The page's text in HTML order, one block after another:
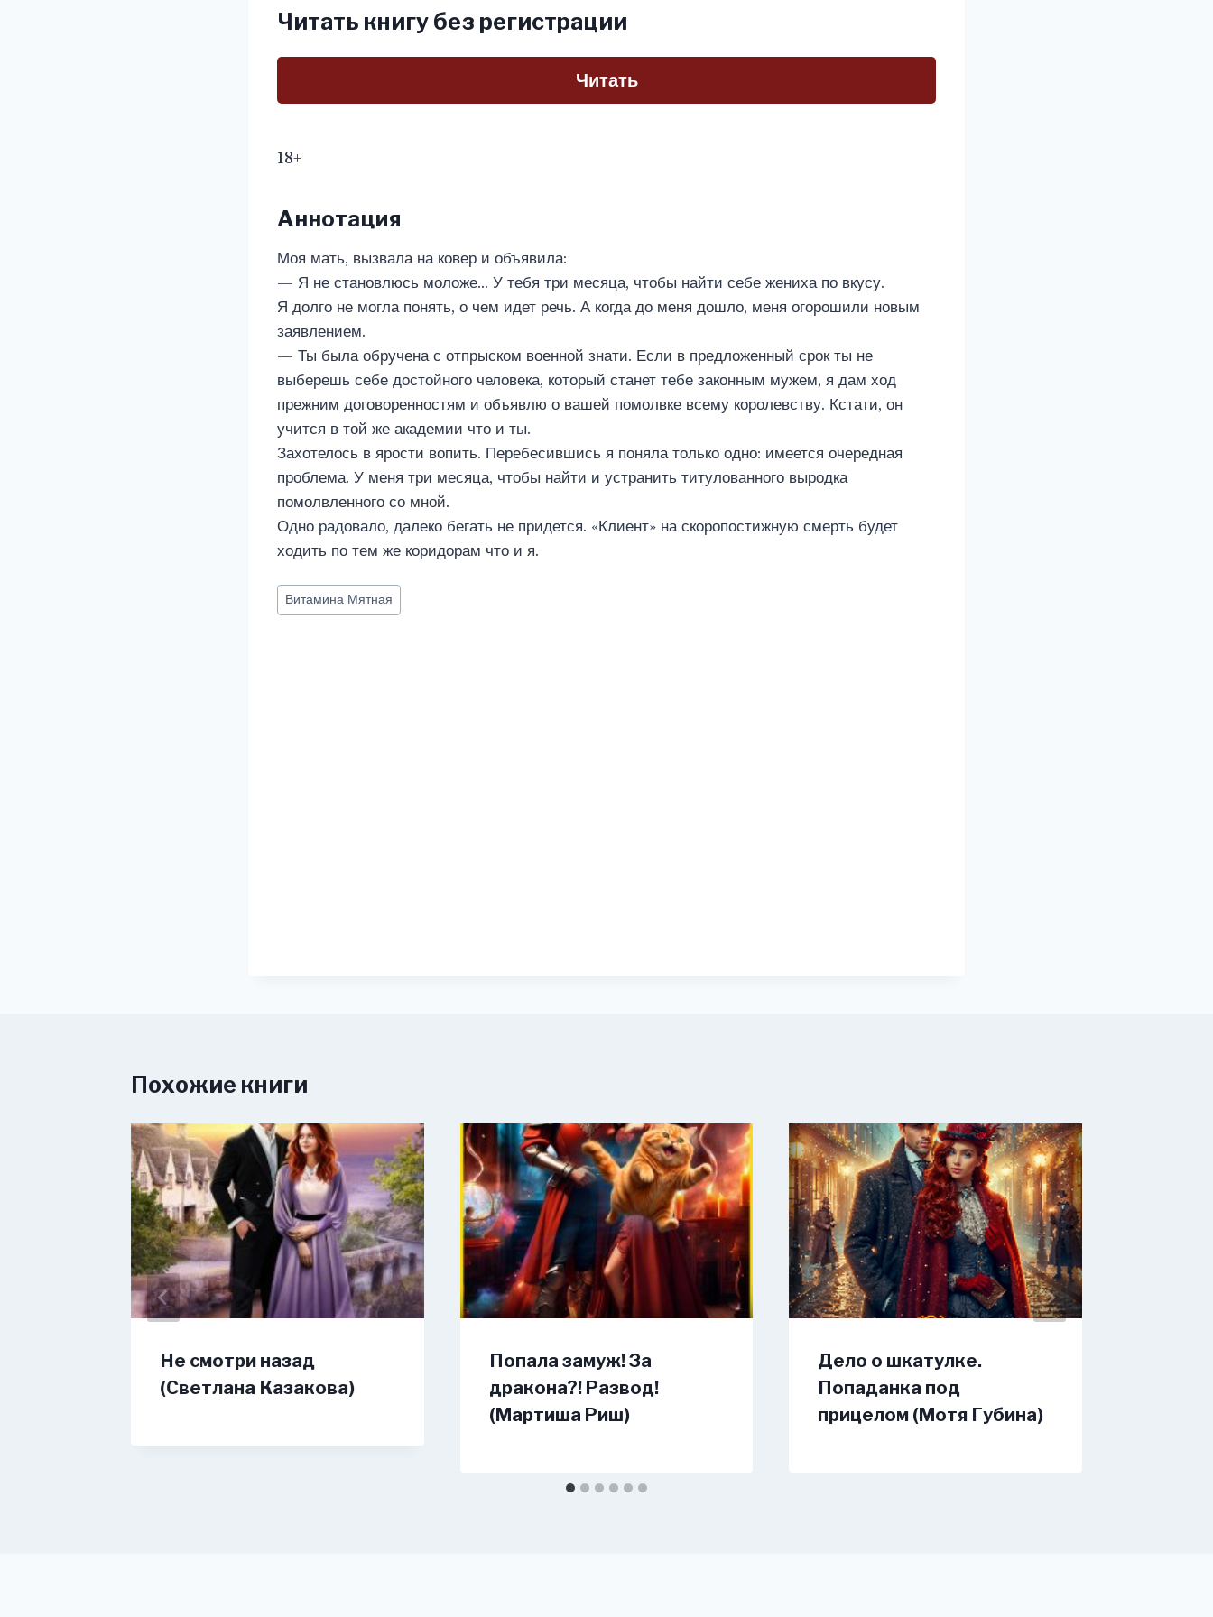
Читать книгу без регистрации
Читать
18+
Аннотация
Моя мать, вызвала на ковер и объявила:
— Я не становлюсь моложе… У тебя три месяца, чтобы найти себе жениха по вкусу.
Я долго не могла понять, о чем идет речь. А когда до меня дошло, меня огорошили новым
заявлением.
— Ты была обручена с отпрыском военной знати. Если в предложенный срок ты не
выберешь себе достойного человека, который станет тебе законным мужем, я дам ход
прежним договоренностям и объявлю о вашей помолвке всему королевству. Кстати, он
учится в той же академии что и ты.
Захотелось в ярости вопить. Перебесившись я поняла только одно: имеется очередная
проблема. У меня три месяца, чтобы найти и устранить титулованного выродка
помолвленного со мной.
Одно радовало, далеко бегать не придется. «Клиент» на скоропостижную смерть будет
ходить по тем же коридорам что и я.
Метки
записи:
Витамина Мятная
Похожие книги
Не смотри назад
(Светлана Казакова)
Попала замуж! За
дракона?! Развод!
(Мартиша Риш)
Дело о шкатулке.
Попаданка под
прицелом (Мотя Губина)